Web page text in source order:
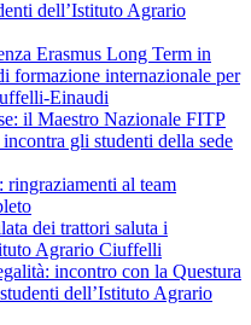
dell’Istituto Agrario
Erasmus Long Term in
formazione internazionale per
Einaudi
il Maestro Nazionale FITP
gli studenti della sede
al team
dei trattori saluta i
Agrario Ciuffelli
incontro con la Questura
dell’Istituto Agrario